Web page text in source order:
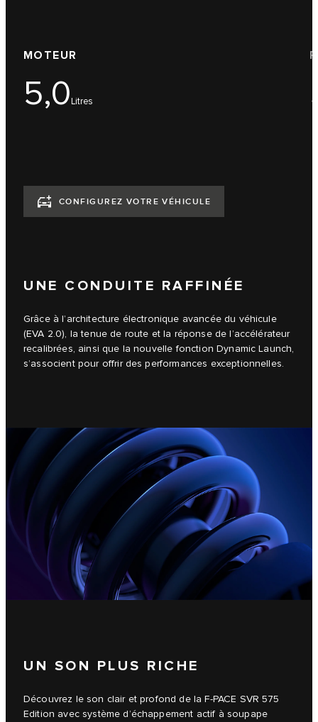
MOTEUR
5,0Litres
CONFIGUREZ VOTRE VÉHICULE
UNE CONDUITE RAFFINÉE
Grâce à l’architecture électronique avancée du véhicule
(EVA 2.0), la tenue de route et la réponse de l’accélérateur
recalibrées, ainsi que la nouvelle fonction Dynamic Launch,
s’associent pour offrir des performances exceptionnelles.
UN SON PLUS RICHE
Découvrez le son clair et profond de la F-PACE SVR 575
Edition avec système d’échappement actif à soupape